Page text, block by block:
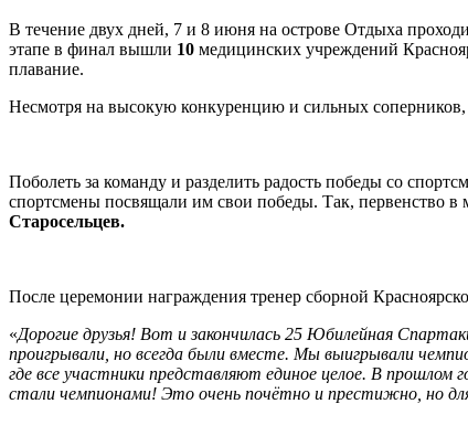
В течение двух дней, 7 и 8 июня на острове Отдыха
этапе в финал вышли 10 медицинских учреждений
плавание.
Несмотря на высокую конкуренцию и сильных
Поболеть за команду и разделить радость победы со
спортсмены посвящали им свои победы. Так, первенство
Старосельцев.
После церемонии награждения тренер сборной
«Дорогие друзья! Вот и закончилась 25 Юбилейная
проигрывали, но всегда были вместе. Мы выигрывали
где все участники представляют единое целое. В
стали чемпионами! Это очень почётно и престижно, но